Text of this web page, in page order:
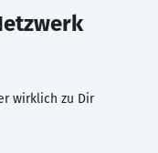
wirklich zu Dir